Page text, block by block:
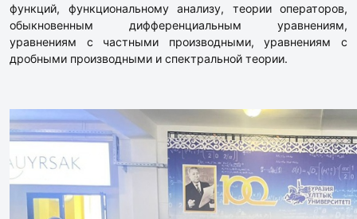
функций, функциональному анализу, теории операторов,
обыкновенным дифференциальным уравнениям,
уравнениям с частными производными, уравнениям с
дробными производными и спектральной теории.